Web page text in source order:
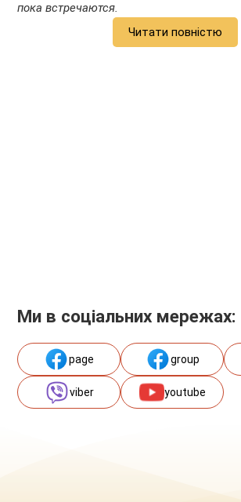
пока встречаются.
Читати повністю
Ми в соціальних мережах:
page group
viber youtube